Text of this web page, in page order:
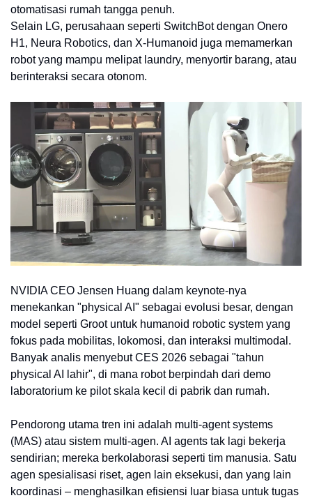
otomatisasi rumah tangga penuh.
Selain LG, perusahaan seperti SwitchBot dengan Onero
H1, Neura Robotics, dan X-Humanoid juga memamerkan
robot yang mampu melipat laundry, menyortir barang, atau
berinteraksi secara otonom.
NVIDIA CEO Jensen Huang dalam keynote-nya
menekankan "physical AI" sebagai evolusi besar, dengan
model seperti Groot untuk humanoid robotic system yang
fokus pada mobilitas, lokomosi, dan interaksi multimodal.
Banyak analis menyebut CES 2026 sebagai "tahun
physical AI lahir", di mana robot berpindah dari demo
laboratorium ke pilot skala kecil di pabrik dan rumah.
Pendorong utama tren ini adalah multi-agent systems
(MAS) atau sistem multi-agen. AI agents tak lagi bekerja
sendirian; mereka berkolaborasi seperti tim manusia. Satu
agen spesialisasi riset, agen lain eksekusi, dan yang lain
koordinasi – menghasilkan efisiensi luar biasa untuk tugas